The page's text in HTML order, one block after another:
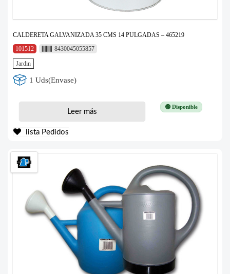
CALDERETA GALVANIZADA 35 CMS 14 PULGADAS – 465219
101512
8430045055857
Jardin
1 Uds(Envase)
🟢 Disponible
Leer más
lista Pedidos